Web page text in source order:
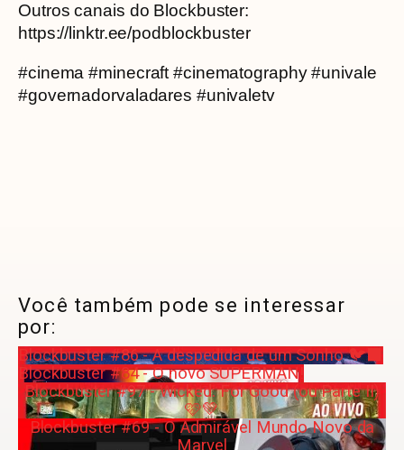
Outros canais do Blockbuster:
https://linktr.ee/podblockbuster
#cinema #minecraft #cinematography #univale
#governadorvaladares #univaletv
Você também pode se interessar
por:
Blockbuster #86 - A despedida de um Sonho 🐦‍⬛
Blockbuster #84 - O novo SUPERMAN!
Blockbuster #97 - Wicked: For Good (ou Parte II)
🩷💚
Blockbuster #69 - O Admirável Mundo Novo da
Marvel